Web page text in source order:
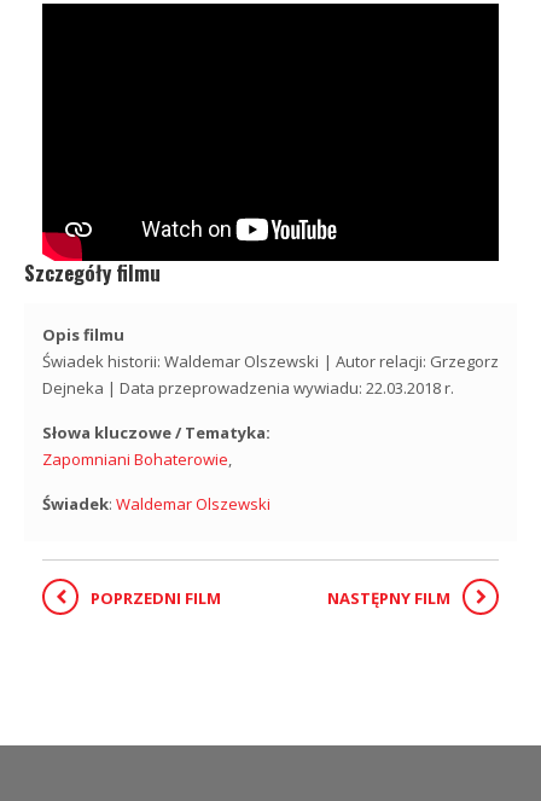
Szczegóły filmu
Opis filmu
Świadek historii: Waldemar Olszewski | Autor relacji: Grzegorz
Dejneka | Data przeprowadzenia wywiadu: 22.03.2018 r.
Słowa kluczowe / Tematyka:
Zapomniani Bohaterowie,
Świadek: Waldemar Olszewski
POPRZEDNI FILM NASTĘPNY FILM